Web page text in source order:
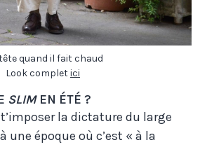
quand il fait chaud
Look completici
SLIMEN ÉTÉ ?
la dictature du large
une époque où c’est « à la